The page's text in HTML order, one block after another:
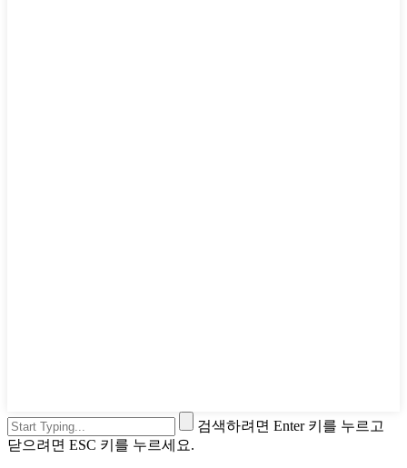
검색하려면 Enter 키를 누르고
닫으려면 ESC 키를 누르세요.